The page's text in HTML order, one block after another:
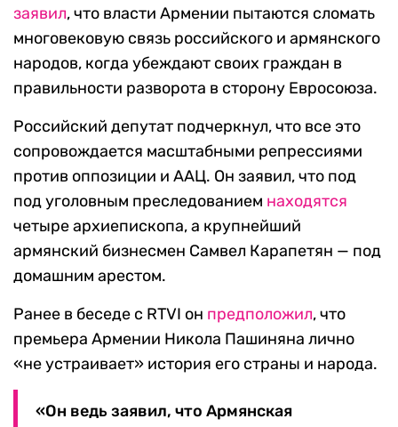
заявил, что власти Армении пытаются сломать
многовековую связь российского и армянского
народов, когда убеждают своих граждан в
правильности разворота в сторону Евросоюза.
Российский депутат подчеркнул, что все это
сопровождается масштабными репрессиями
против оппозиции и ААЦ. Он заявил, что под
под уголовным преследованием находятся
четыре архиепископа, а крупнейший
армянский бизнесмен Самвел Карапетян — под
домашним арестом.
Ранее в беседе с RTVI он предположил, что
премьера Армении Никола Пашиняна лично
«не устраивает» история его страны и народа.
«Он ведь заявил, что Армянская